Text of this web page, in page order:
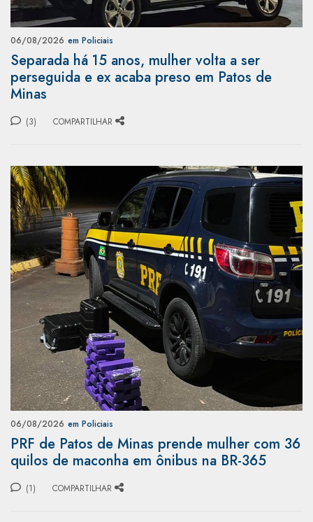
06/08/2026 em Policiais
Separada há 15 anos, mulher volta a ser
perseguida e ex acaba preso em Patos de
Minas
(3) COMPARTILHAR
06/08/2026 em Policiais
PRF de Patos de Minas prende mulher com 36
quilos de maconha em ônibus na BR-365
(1) COMPARTILHAR